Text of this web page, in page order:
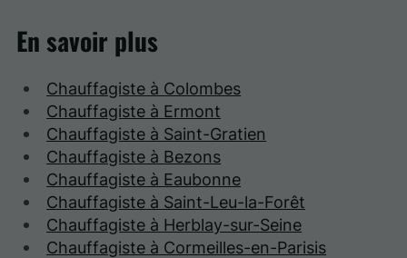
En savoir plus
Chauffagiste à Colombes
Chauffagiste à Ermont
Chauffagiste à Saint-Gratien
Chauffagiste à Bezons
Chauffagiste à Eaubonne
Chauffagiste à Saint-Leu-la-Forêt
Chauffagiste à Herblay-sur-Seine
Chauffagiste à Cormeilles-en-Parisis